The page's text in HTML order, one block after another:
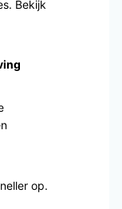
Bekijk
op.